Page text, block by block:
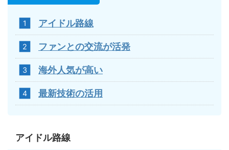
アイドル路線
ファンとの交流が活発
海外人気が高い
最新技術の活用
アイドル路線